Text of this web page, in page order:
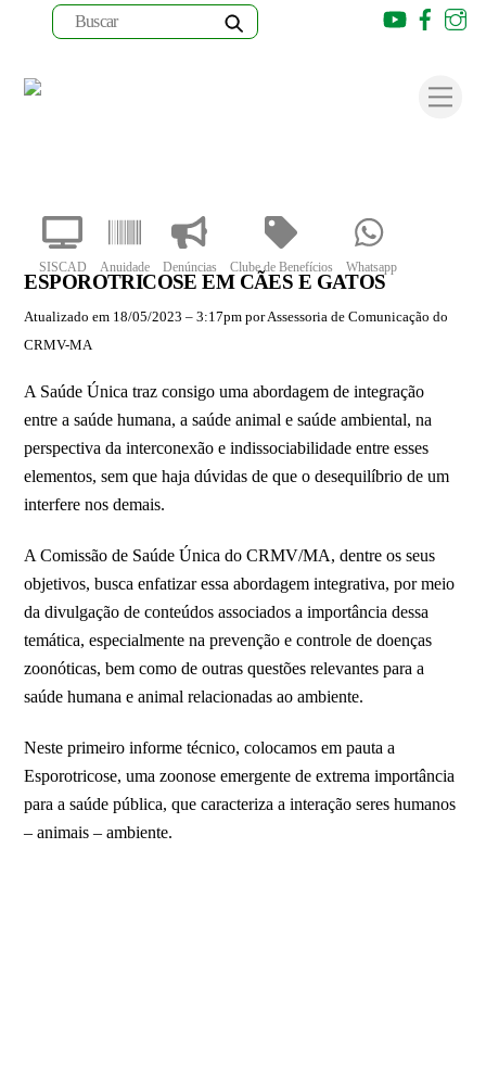
SISCAD Anuidade Denúncias Clube de Benefícios Whatsapp
Youtube
ESPOROTRICOSE EM CÃES E GATOS
Atualizado em 18/05/2023 – 3:17pm por Assessoria de Comunicação do
CRMV-MA
A Saúde Única traz consigo uma abordagem de integração
entre a saúde humana, a saúde animal e saúde ambiental, na
perspectiva da interconexão e indissociabilidade entre esses
elementos, sem que haja dúvidas de que o desequilíbrio de um
interfere nos demais.
A Comissão de Saúde Única do CRMV/MA, dentre os seus
objetivos, busca enfatizar essa abordagem integrativa, por meio
da divulgação de conteúdos associados a importância dessa
temática, especialmente na prevenção e controle de doenças
zoonóticas, bem como de outras questões relevantes para a
saúde humana e animal relacionadas ao ambiente.
Neste primeiro informe técnico, colocamos em pauta a
Esporotricose, uma zoonose emergente de extrema importância
para a saúde pública, que caracteriza a interação seres humanos
– animais – ambiente.